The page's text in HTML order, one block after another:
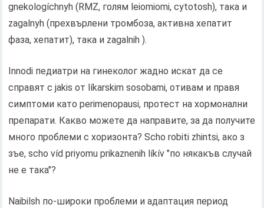
gnekologíchnyh (RMZ, голям leiomiomi, cytotosh), така и
zagalnyh (прехвърлени тромбоза, активна хепатит
фаза, хепатит), така и zagalnih ).
Innodi педиатри на гинеколог жадно искат да се
справят с jakis от líkarskim sosobami, отивам и правя
симптоми като perimenopausi, протест на хормонални
препарати. Какво можете да направите, за да получите
много проблеми с хоризонта? Scho robiti zhіntsі, ако з
зъе, scho víd priyomu prikaznenih líkív "по някакъв случай
не е така"?
Naibilsh по-широки проблеми и адаптация период